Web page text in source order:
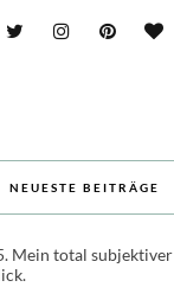
NEUESTE BEITRÄGE
Mein total subjektiver